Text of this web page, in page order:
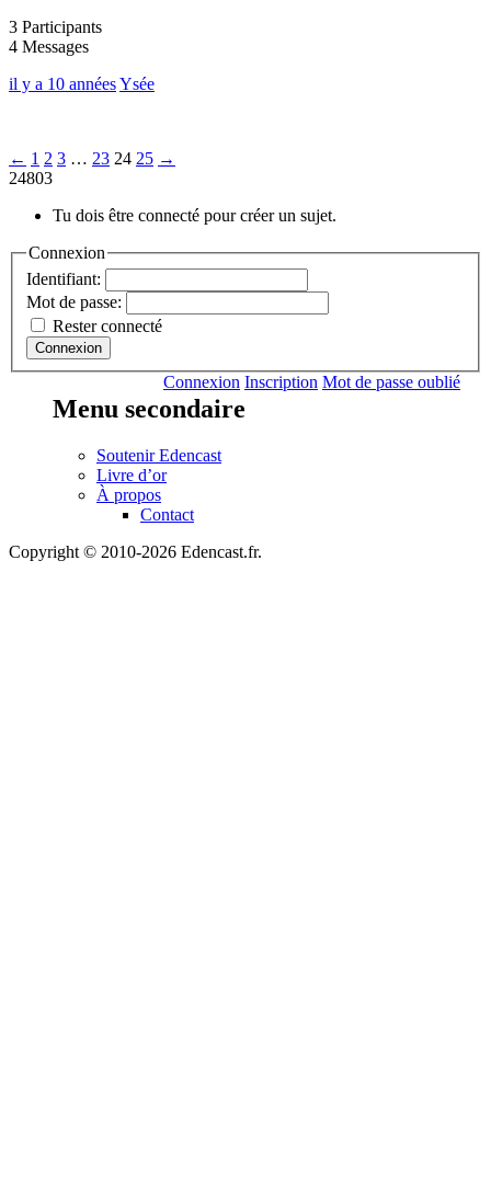
3 Participants
4 Messages
il y a 10 annéesYsée
← 1 2 3 … 23 24 25 →
24803
Tu dois être connecté pour créer un sujet.
Connexion
Identifiant:
Mot de passe:
Rester connecté
Connexion
Connexion Inscription Mot de passe oublié
Menu secondaire
Soutenir Edencast
Livre d’or
À propos
Contact
Copyright © 2010-2026 Edencast.fr.